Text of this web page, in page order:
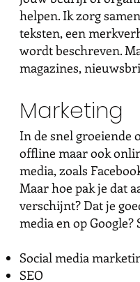
helpen. Ik zorg
teksten, een
wordt beschreven.
magazines,
Marketing
In de snel groeiende
offline maar ook
media, zoals
Maar hoe pak je dat
verschijnt? Dat je
media en op
Social media
SEO